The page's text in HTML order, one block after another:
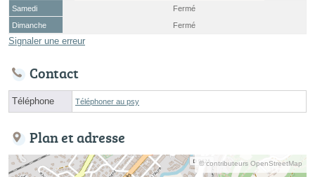
Samedi
Fermé
Dimanche
Fermé
Signaler une erreur
Contact
Téléphone Téléphoner au psy
Plan et adresse
© contributeurs OpenStreetMap